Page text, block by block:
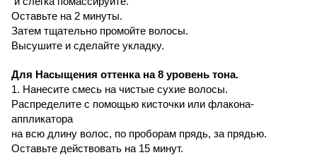
Оставьте на 2 минуты.
Затем тщательно промойте волосы.
Высушите и сделайте укладку.
Для Насыщения оттенка на 8 уровень тона.
1. Нанесите смесь на чистые сухие волосы.
Распределите с помощью кисточки или флакона-
аппликатора
на всю длину волос, по проборам прядь, за прядью.
Оставьте действовать на 15 минут.